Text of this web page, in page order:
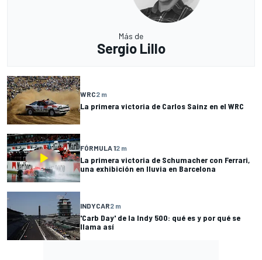
Más de
Sergio Lillo
WRC2 m
La primera victoria de Carlos Sainz en el WRC
FÓRMULA 12 m
La primera victoria de Schumacher con Ferrari,
una exhibición en lluvia en Barcelona
INDYCAR2 m
'Carb Day' de la Indy 500: qué es y por qué se
llama así